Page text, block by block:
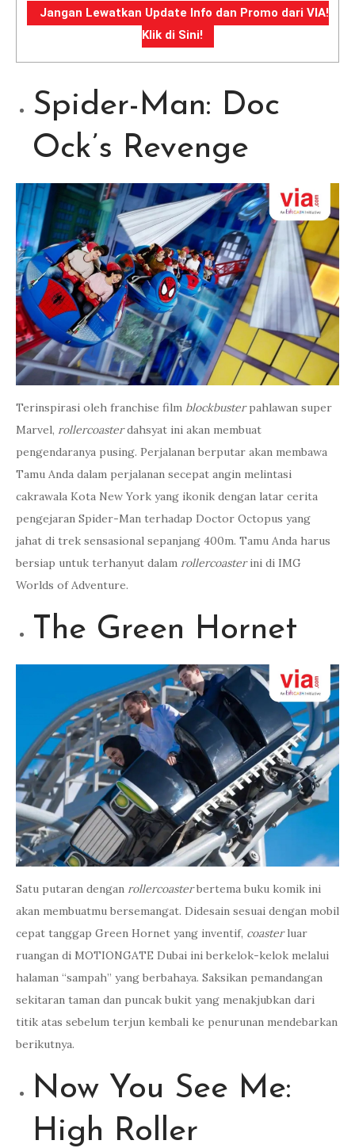
Jangan Lewatkan Update Info dan Promo dari VIA!
Klik di Sini!
Spider-Man: Doc
Ock’s Revenge
Terinspirasi oleh franchise film blockbusterpahlawan super
Marvel, rollercoasterdahsyat ini akan membuat
pengendaranya pusing. Perjalanan berputar akan membawa
Tamu Anda dalam perjalanan secepat angin melintasi
cakrawala Kota New York yang ikonik dengan latar cerita
pengejaran Spider-Man terhadap Doctor Octopus yang
jahat di trek sensasional sepanjang 400m. Tamu Anda harus
bersiap untuk terhanyut dalam rollercoasterini di IMG
Worlds of Adventure.
The Green Hornet
Satu putaran dengan rollercoasterbertema buku komik ini
akan membuatmu bersemangat. Didesain sesuai dengan mobil
cepat tanggap Green Hornet yang inventif, coasterluar
ruangan di MOTIONGATE Dubai ini berkelok-kelok melalui
halaman “sampah” yang berbahaya. Saksikan pemandangan
sekitaran taman dan puncak bukit yang menakjubkan dari
titik atas sebelum terjun kembali ke penurunan mendebarkan
berikutnya.
Now You See Me:
High Roller